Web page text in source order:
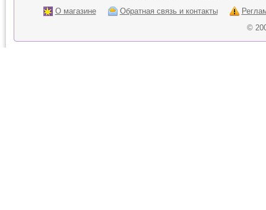
О магазине
Обратная связь и контакты
©